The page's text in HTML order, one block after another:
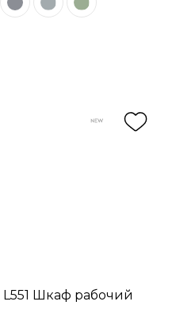
Шкаф рабочий